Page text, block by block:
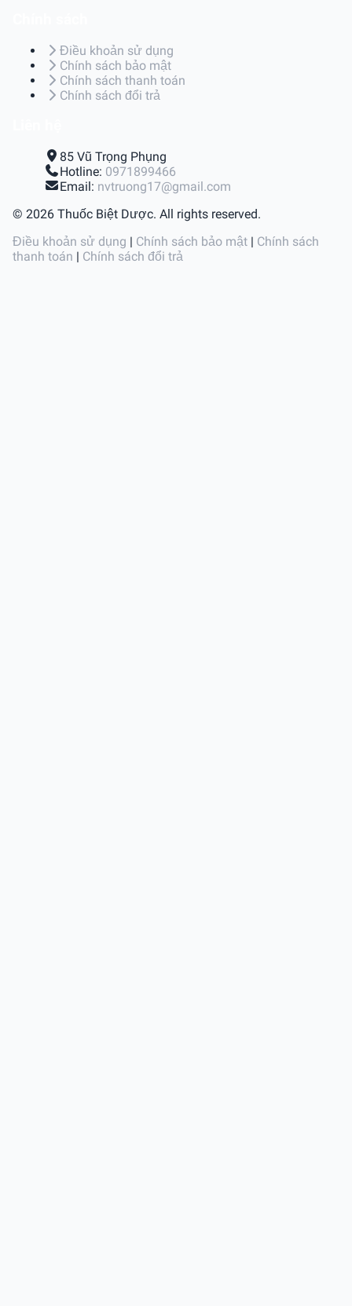
Điều khoản sử dụng
Chính sách bảo mật
Chính sách thanh toán
Chính sách đổi trả
85 Vũ Trọng Phụng
Hotline: 0971899466
Email: nvtruong17@gmail.com
© 2026 Thuốc Biệt Dược. All rights reserved.
Điều khoản sử dụng | Chính sách bảo mật | Chính sách
thanh toán | Chính sách đổi trả